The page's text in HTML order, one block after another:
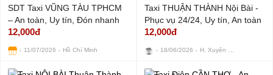
SDT Taxi VŨNG TÀU TPHCM
– An toàn, Uy tín, Đón nhanh
12,000đ
11/07/2026 Hồ Chí Minh
Taxi THUẬN THÀNH Nội Bài -
Phục vụ 24/24, Uy tín, An toàn
12,000đ
18/06/2026